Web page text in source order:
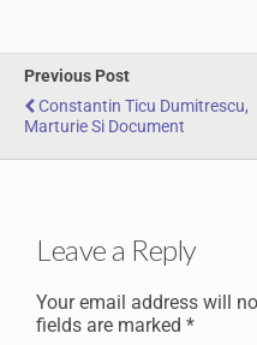
Previous Post
Constantin Ticu Dumitrescu,
Marturie Si Document
Leave a Reply
Your email address will
fields are marked *